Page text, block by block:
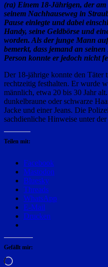
(ra) Einem 18-Jährigen, der
seinem Nachhauseweg in
Pause einlegte und dabei
Handy, seine Geldbörse und
worden. Als der junge Mann
bemerkt, dass jemand an
Person konnte er jedoch nicht
Der 18-jährige konnte den Täter
rechtzeitig festhalten. Er wurde
männlich, etwa 20 bis 30 Jahr
dunkelbraune oder schwarze
Jacke und einer Jeans. Die
sachdienliche Hinweise unter
Teilen mit:
Facebook
Mastodon
Bluesky
Threads
WhatsApp
E-Mail
Drucken
Gefällt mir:
Wird